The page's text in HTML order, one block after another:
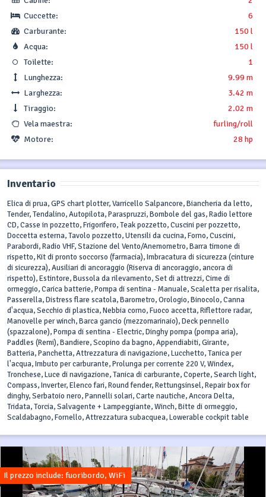
Cuccette:
6
Carburante:
150 l
Acqua:
150 l
Toilette:
1
Lunghezza:
9.99 m
Larghezza:
3.42 m
Tiraggio:
2.02 m
Vela maestra:
furling/roll
Motore:
28 hp
Inventario
Elica di prua, GPS chart plotter, Varricello Salpancore, Biancheria da letto,
Tender, Tendalino, Autopilota, Paraspruzzi, Bombole del gas, Radio lettore
CD, Casse in pozzetto, Frigorifero, Teak pozzetto, Cuscini per pozzetto,
Doccetta esterna, Tavolo pozzetto, Utensili da cucina, Forno, Cuscini,
Parabordi, Radio VHF, Stazione del Vento/Anemometro, Barra timone di
rispetto, Kit di pronto soccorso (farmacia), Imbracatura di sicurezza (cinture
di sicurezza), Ausiliari di ancoraggio (Riserva di ancoraggio, ancora di
rispetto), Estintore, Bussola da rilevamento, Set di attrezzi, Cime di
ormeggio, Carica batterie, Pompa di sentina - Manuale, Scaletta per risalita,
Passerella, Distress flare scatola, Barometro, Orologio, Binocolo, Canna
d'acqua, Secchio di plastica, Nebbia corno, Fuoco accetta, Riflettore radar,
Manovelle per winch, Barca gancio (mezzomarinaio), Deck pennello
(spazzalone), Pompa di sentina - Electric, Dinghy pompa (pompa aria),
Paddles (Remi), Bandiere, Scopino da bagno, Appendiabiti, Girante,
Batteria, Panchetta, Attrezzatura di navigazione, Lucchetto, Tanica per
l'acqua, Imbuto per carburante, Prolunga per corrente 220 V, Windex,
Tronchese, Luce di navigazione, Tanica di carburante, Coperte, Search light,
Compass, Inverter, Elenco fari, Round fender, Rettungsinsel, Repair box for
dinghy, Serbatoio nero, Pannelli solari, Carte nautiche, Ancora Delta,
Tridata, Torcia, Salvagente + Lampeggiante, Winch, Bitte di ormeggio,
Scaldabagno, Fornello, Attrezzatura subacquea, Lowerable cockpit table
Il prezzo include: fuoribordo, WiFi